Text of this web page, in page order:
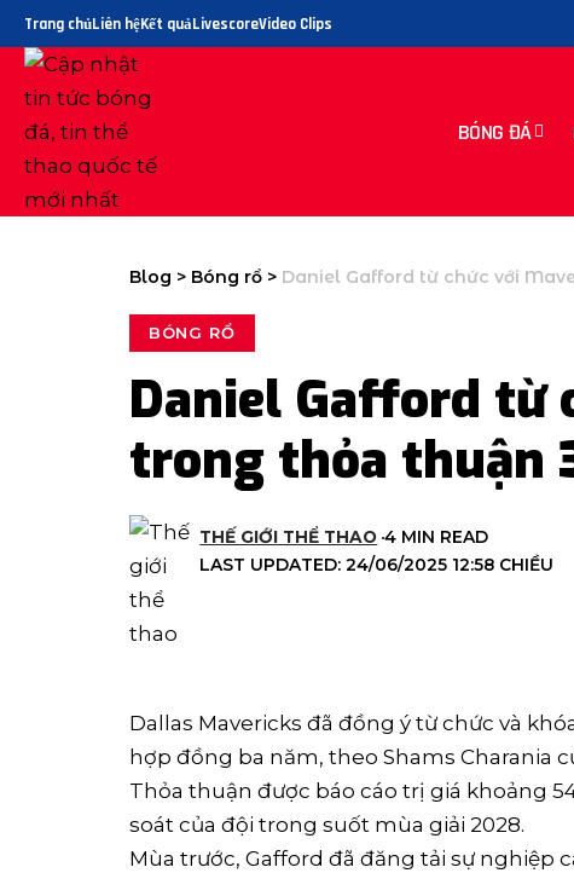
Trang chủLiên hệKết quảLivescoreVideo Clips
BÓNG ĐÁ
Blog > Bóng rổ > Daniel Gafford từ chức với
BÓNG RỔ
Daniel Gafford từ
trong thỏa thuận
LAST UPDATED: 24/06/2025 12:58 CHIỀU
THẾ GIỚI THỂ THAO 4 MIN READ
Dallas Mavericks đã đồng ý từ chức và
hợp đồng ba năm, theo Shams Charania
Thỏa thuận được báo cáo trị giá khoảng
soát của đội trong suốt mùa giải 2028.
Mùa trước, Gafford đã đăng tải sự nghiệp